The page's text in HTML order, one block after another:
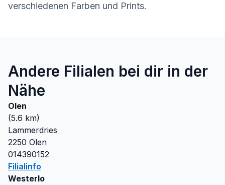
verschiedenen Farben und Prints.
Andere Filialen bei dir in der
Nähe
Olen
(5.6 km)
Lammerdries
2250 Olen
014390152
Filialinfo
Westerlo